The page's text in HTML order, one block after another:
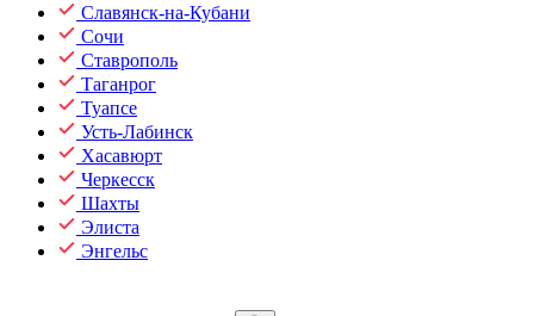
Славянск-на-Кубани
Сочи
Ставрополь
Таганрог
Туапсе
Усть-Лабинск
Хасавюрт
Черкесск
Шахты
Элиста
Энгельс